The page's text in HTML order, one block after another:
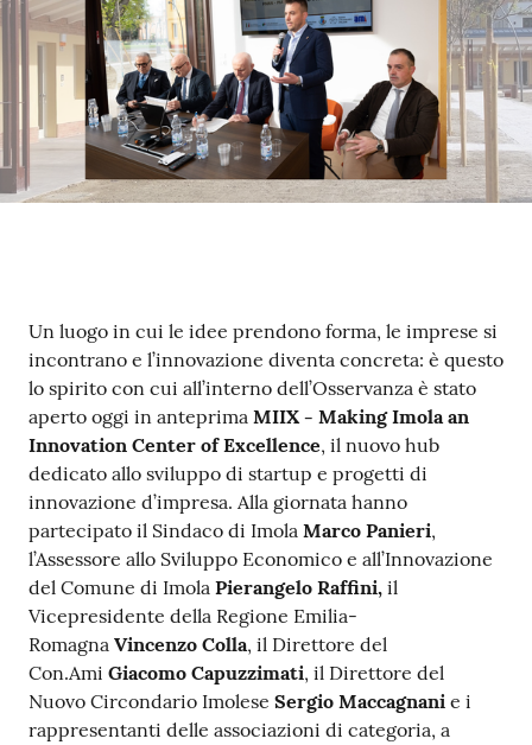
Argomenti
PNRR
Servizi
on-
Seguici
su
Contenuto
Un luogo in cui le idee prendono forma, le imprese si
incontrano e l’innovazione diventa concreta: è questo
lo spirito con cui all’interno dell’Osservanza è stato
aperto oggi in anteprima MIIX - Making Imola an
Innovation Center of Excellence, il nuovo hub
dedicato allo sviluppo di startup e progetti di
innovazione d’impresa. Alla giornata hanno
partecipato il Sindaco di Imola Marco Panieri,
l’Assessore allo Sviluppo Economico e all’Innovazione
del Comune di Imola Pierangelo Raffini, il
Vicepresidente della Regione Emilia-
Romagna Vincenzo Colla, il Direttore del
Con.Ami Giacomo Capuzzimati, il Direttore del
Nuovo Circondario Imolese Sergio Maccagnani e i
rappresentanti delle associazioni di categoria, a